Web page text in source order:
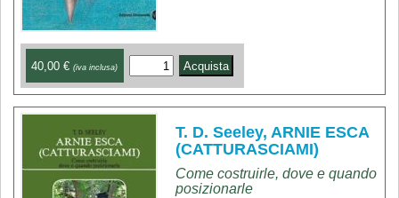
40,00 € (iva inclusa)
T. D. Seeley, ARNIE ESCA
(CATTURASCIAMI)
Come costruirle, dove e quando
posizionarle